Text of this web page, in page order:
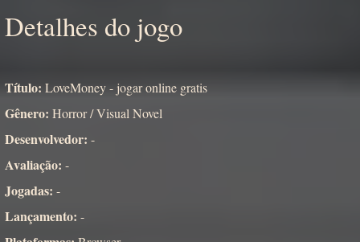
Detalhes do jogo
Título: LoveMoney - jogar online gratis
Gênero: Horror / Visual Novel
Desenvolvedor: -
Avaliação: -
Jogadas: -
Lançamento: -